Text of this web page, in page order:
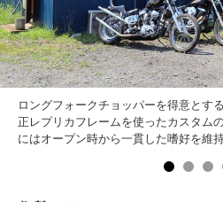
ロングフォークチョッパーを得意とす
正レプリカフレームを使ったカスタム
にはオープン時から一貫した嗜好を維持